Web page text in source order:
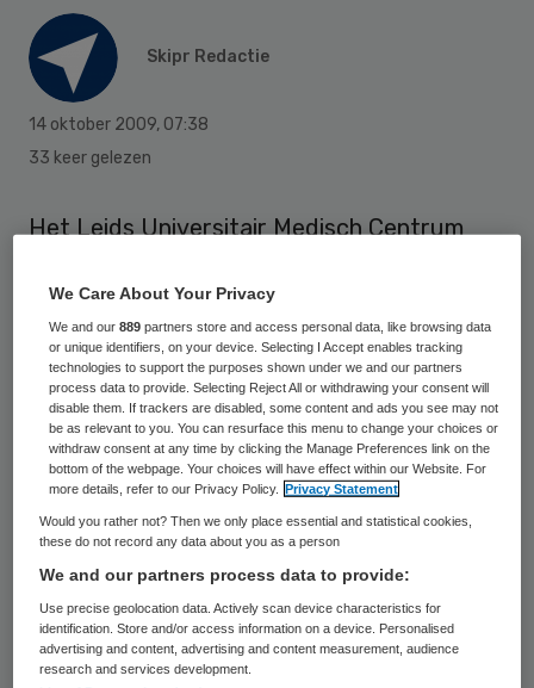
Skipr Redactie
14 oktober 2009, 07:38
33 keer gelezen
Het Leids Universitair Medisch Centrum
komende jaren. Dat heeft
bestuursvoorzitter Ferry Breedveld
dinsdag tegen Radio West gezegd, meldt
Westonline.nl.
Bezuinigingen zorg
miljoenennota
Breedveld denkt dat er niet te ontkomen is
aan zo’n zestig tot tachtig gedwongen
ontslagen. Deze vallen naar verwachting op
We Care About Your Privacy
We and our889 partners store and access personal data, like browsing data
or unique identifiers, on your device. Selecting I Accept enables tracking
technologies to support the purposes shown under we and our partners
process data to provide. Selecting Reject All or withdrawing your consent will
disable them. If trackers are disabled, some content and ads you see may not
be as relevant to you. You can resurface this menu to change your choices or
withdraw consent at any time by clicking the Manage Preferences link on the
bottom of the webpage. Your choices will have effect within our Website. For
more details, refer to our Privacy Policy.
Privacy Statement
Would you rather not? Then we only place essential and statistical cookies,
these do not record any data about you as a person
We and our partners process data to provide:
Use precise geolocation data. Actively scan device characteristics for
identification. Store and/or access information on a device. Personalised
advertising and content, advertising and content measurement, audience
research and services development.